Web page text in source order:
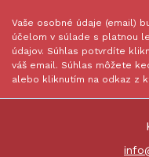
Vaše osobné údaje (email)
účelom v súlade s platnou
údajov. Súhlas potvrdíte
váš email. Súhlas môžete
alebo kliknutím na odkaz z